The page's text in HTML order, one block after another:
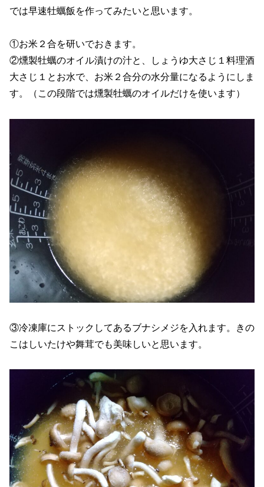
では早速牡蠣飯を作ってみたいと思います。
①お米２合を研いでおきます。
②燻製牡蠣のオイル漬けの汁と、しょうゆ大さじ１料理酒
大さじ１とお水で、お米２合分の水分量になるようにしま
す。（この段階では燻製牡蠣のオイルだけを使います）
③冷凍庫にストックしてあるブナシメジを入れます。きの
こはしいたけや舞茸でも美味しいと思います。